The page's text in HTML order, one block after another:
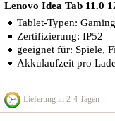
Lenovo Idea Tab 11.0
Tablet-Typen:
Zertifizierung: IP52
geeignet für: Spiele,
Akkulaufzeit pro
Lieferung in 2-4 Tagen